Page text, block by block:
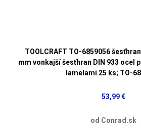
TOOLCRAFT TO-6859056
mm vonkajší šesťhran DIN 933 ocel
lamelami 25 ks; TO-
53,99 €
od Conrad.sk